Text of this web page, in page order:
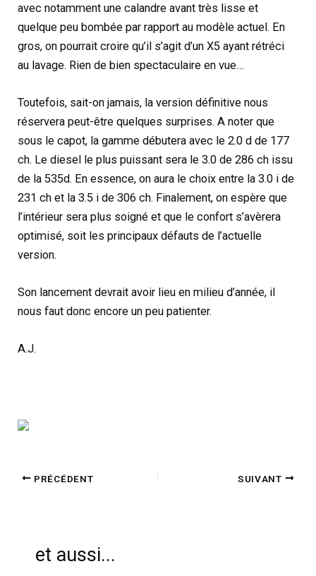
avec notamment une calandre avant très lisse et
quelque peu bombée par rapport au modèle actuel. En
gros, on pourrait croire qu’il s’agit d’un X5 ayant rétréci
au lavage. Rien de bien spectaculaire en vue…
Toutefois, sait-on jamais, la version définitive nous
réservera peut-être quelques surprises. A noter que
sous le capot, la gamme débutera avec le 2.0 d de 177
ch. Le diesel le plus puissant sera le 3.0 de 286 ch issu
de la 535d. En essence, on aura le choix entre la 3.0 i de
231 ch et la 3.5 i de 306 ch. Finalement, on espère que
l’intérieur sera plus soigné et que le confort s’avèrera
optimisé, soit les principaux défauts de l’actuelle
version.
Son lancement devrait avoir lieu en milieu d’année, il
nous faut donc encore un peu patienter.
A.J.
PRÉCÉDENT SUIVANT
et aussi...